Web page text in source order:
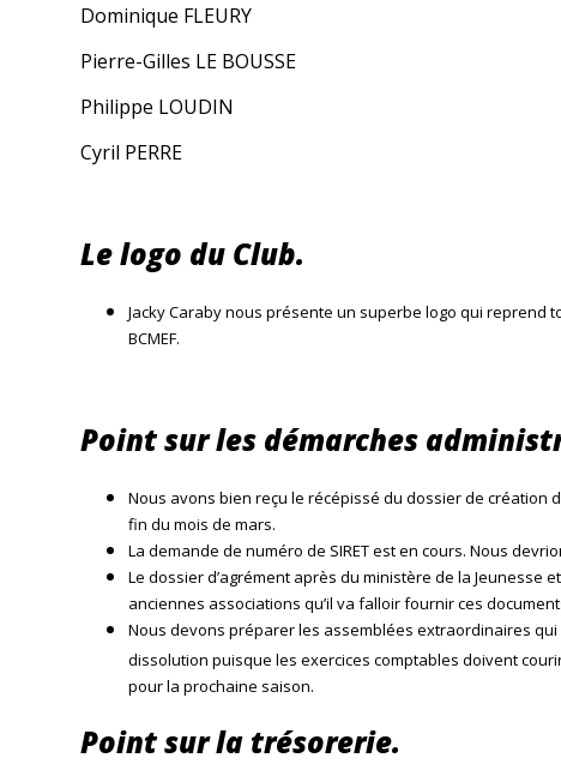
Dominique FLEURY
Pierre-Gilles LE BOUSSE
Philippe LOUDIN
Cyril PERRE
Le logo du Club.
Jacky Caraby nous présente un superbe logo qui reprend
BCMEF.
Point sur les démarches
Nous avons bien reçu le récépissé du dossier de création
fin du mois de mars.
La demande de numéro de SIRET est en cours. Nous
Le dossier d’agrément après du ministère de la Jeunesse
anciennes associations qu’il va falloir fournir ces
Nous devons préparer les assemblées extraordinaires
dissolution puisque les exercices comptables doivent
pour la prochaine saison.
Point sur la trésorerie.